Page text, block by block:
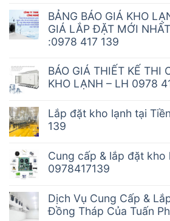
BẢNG BÁO GIÁ KHO
GIÁ LẮP ĐẶT MỚI
:0978 417 139
BÁO GIÁ THIẾT KẾ THI
KHO LẠNH – LH 0978
Lắp đặt kho lạnh tại
139
Cung cấp & lắp đặt kho
0978417139
Dịch Vụ Cung Cấp &
Đồng Tháp Của Tuấn